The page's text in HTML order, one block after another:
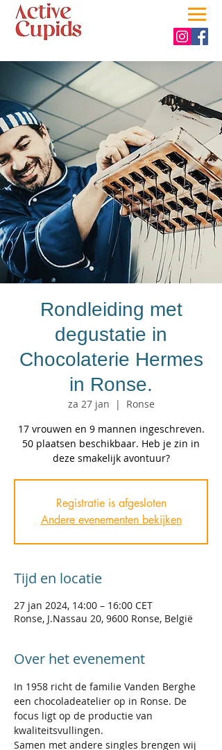
Rondleiding met
degustatie in
Chocolaterie Hermes
in Ronse.
za 27 jan
  |
Ronse
17 vrouwen en 9 mannen ingeschreven.
50 plaatsen beschikbaar. Heb je zin in
deze smakelijk avontuur?
Registratie is afgesloten
Andere evenementen bekijken
Tijd en locatie
27 jan 2024, 14:00 – 16:00 CET
Ronse, J.Nassau 20, 9600 Ronse, België
Over het evenement
In 1958 richt de familie Vanden Berghe
een chocoladeatelier op in Ronse. De
focus ligt op de productie van
kwaliteitsvullingen.
Samen met andere singles brengen wij